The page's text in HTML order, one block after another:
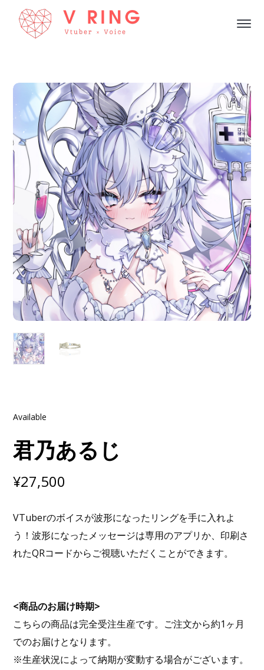
Available
君乃あるじ
¥27,500
VTuberのボイスが波形になったリングを手に入れよ
う！波形になったメッセージは専用のアプリか、印刷さ
れたQRコードからご視聴いただくことができます。
<商品のお届け時期>
こちらの商品は完全受注生産です。ご注文から約1ヶ月
でのお届けとなります。
※生産状況によって納期が変動する場合がございます。